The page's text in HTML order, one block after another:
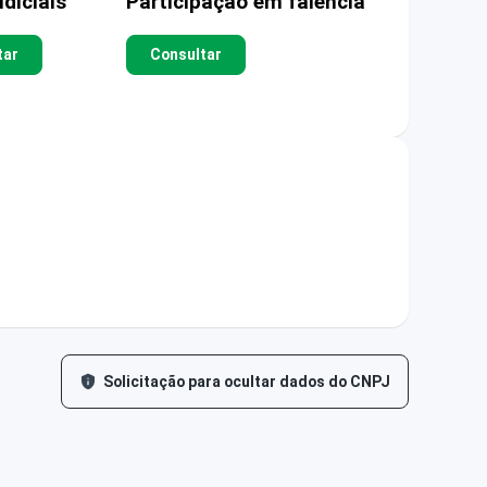
Consultar
Solicitação para ocultar dados do CNPJ